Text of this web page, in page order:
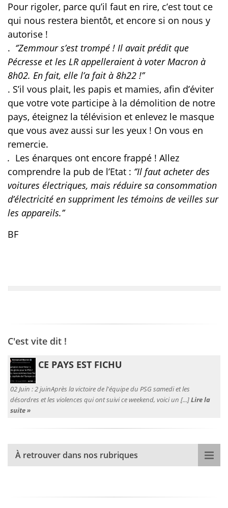
Pour rigoler, parce qu’il faut en rire, c’est tout ce
qui nous restera bientôt, et encore si on nous y
autorise !
. ‘’Zemmour s’est trompé ! Il avait prédit que
Pécresse et les LR appelleraient à voter Macron à
8h02. En fait, elle l’a fait à 8h22 !’’
. S’il vous plait, les papis et mamies, afin d’éviter
que votre vote participe à la démolition de notre
pays, éteignez la télévision et enlevez le masque
que vous avez aussi sur les yeux ! On vous en
remercie.
. Les énarques ont encore frappé ! Allez
comprendre la pub de l’Etat : ‘’Il faut acheter des
voitures électriques, mais réduire sa consommation
d’électricité en suppriment les témoins de veilles sur
les appareils.’’
BF
C'est vite dit !
CE PAYS EST FICHU
02 Juin :2 juinAprès la victoire de l'équipe du PSG samedi et les
désordres et les violences qui ont suivi ce weekend, voici un [...]Lire la
suite »
À retrouver dans nos rubriques